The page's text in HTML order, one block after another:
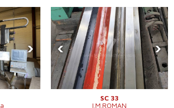
› ‹ ›
SC 33
I.M.ROMAN